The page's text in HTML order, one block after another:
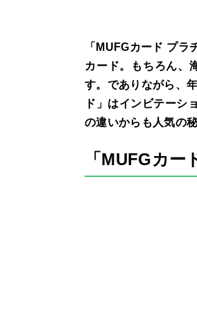
「MUFGカード プ
カード。もちろん、
す。でありながら、
ド」はインビテーシ
の違いからも人気の
「MUFGカ